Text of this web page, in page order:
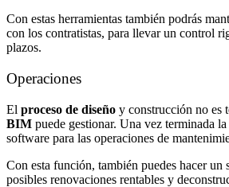
Con estas herramientas también podrás
con los contratistas, para llevar un control
plazos.
Operaciones
El proceso de diseño y construcción no es
BIM puede gestionar. Una vez terminada
software para las operaciones de
Con esta función, también puedes hacer un
posibles renovaciones rentables y